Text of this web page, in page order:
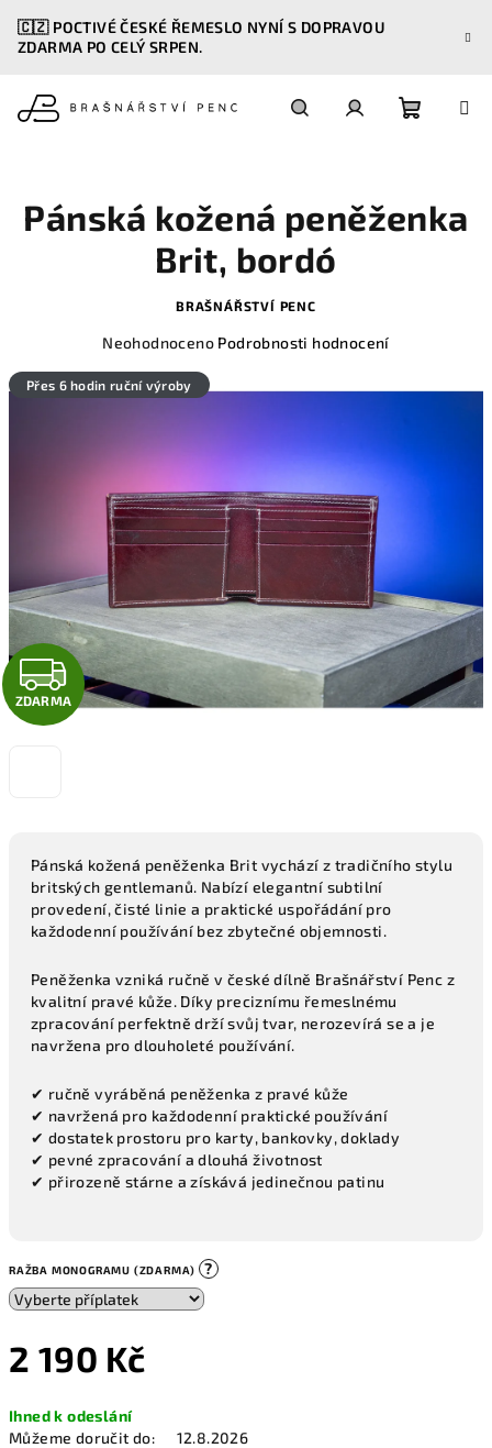
obsah
🇨🇿 POCTIVÉ ČESKÉ ŘEMESLO NYNÍ S DOPRAVOU
ZDARMA PO CELÝ SRPEN.
košík
Pánská kožená peněženka Brit vychází z tradičního stylu
britských gentlemanů. Nabízí elegantní subtilní
provedení, čisté linie a praktické uspořádání pro
každodenní používání bez zbytečné objemnosti.
Peněženka vzniká ručně v české dílně Brašnářství Penc z
kvalitní pravé kůže. Díky preciznímu řemeslnému
zpracování perfektně drží svůj tvar, nerozevírá se a je
navržena pro dlouholeté používání.
✔ ručně vyráběná peněženka z pravé kůže
✔ navržená pro každodenní praktické používání
✔ dostatek prostoru pro karty, bankovky, doklady
✔ pevné zpracování a dlouhá životnost
✔ přirozeně stárne a získává jedinečnou patinu
RAŽBA MONOGRAMU (ZDARMA) ?
2 190 Kč
cena:
Ihned k odeslání
Můžeme doručit do:
12.8.2026
Pánská kožená peněženka
Brit, bordó
BRAŠNÁŘSTVÍ PENC
Průměrné
produktu
hvězdiček.
Neohodnoceno Podrobnosti hodnocení
Přes 6 hodin ruční výroby
Z
D
M
A
ZDARMA